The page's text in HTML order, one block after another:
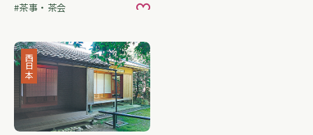
茶事・茶会 お気に入り
西日本